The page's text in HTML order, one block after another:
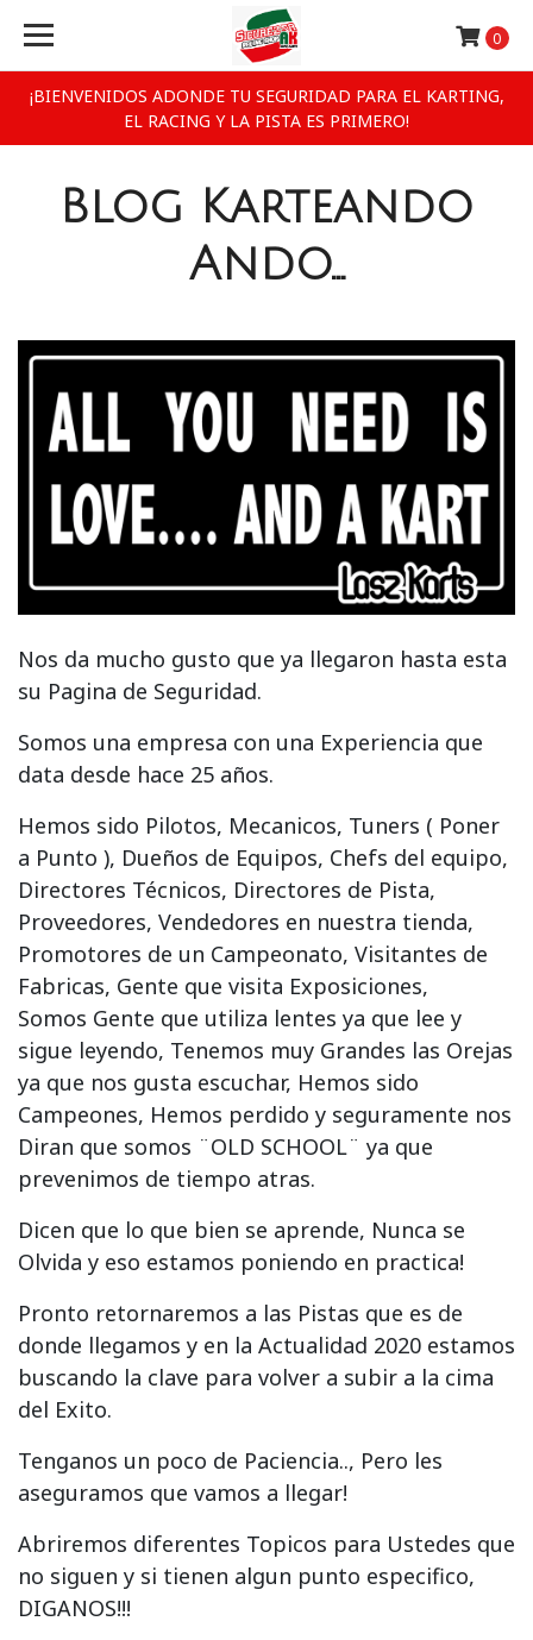
¡BIENVENIDOS ADONDE TU SEGURIDAD PARA EL KARTING,
EL RACING Y LA PISTA ES PRIMERO!
0
Blog Karteando
Ando...
Nos da mucho gusto que ya llegaron hasta esta
su Pagina de Seguridad.
Somos una empresa con una Experiencia que
data desde hace 25 años.
Hemos sido Pilotos, Mecanicos, Tuners ( Poner
a Punto ), Dueños de Equipos, Chefs del equipo,
Directores Técnicos, Directores de Pista,
Proveedores, Vendedores en nuestra tienda,
Promotores de un Campeonato, Visitantes de
Fabricas, Gente que visita Exposiciones,
Somos Gente que utiliza lentes ya que lee y
sigue leyendo, Tenemos muy Grandes las Orejas
ya que nos gusta escuchar, Hemos sido
Campeones, Hemos perdido y seguramente nos
Diran que somos ¨OLD SCHOOL¨ ya que
prevenimos de tiempo atras.
Dicen que lo que bien se aprende, Nunca se
Olvida y eso estamos poniendo en practica!
Pronto retornaremos a las Pistas que es de
donde llegamos y en la Actualidad 2020 estamos
buscando la clave para volver a subir a la cima
del Exito.
Tenganos un poco de Paciencia.., Pero les
aseguramos que vamos a llegar!
Abriremos diferentes Topicos para Ustedes que
no siguen y si tienen algun punto especifico,
DIGANOS!!!